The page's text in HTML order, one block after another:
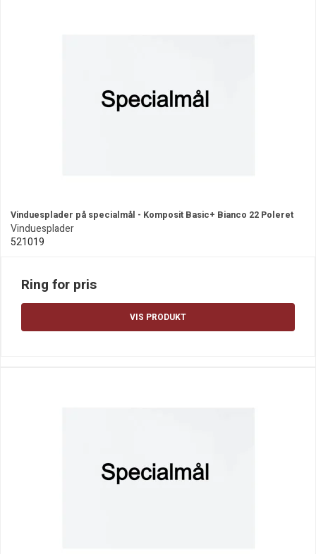
Vinduesplader på specialmål - Komposit Basic+ Bianco 22 Poleret
Vinduesplader
521019
Ring for pris
VIS PRODUKT